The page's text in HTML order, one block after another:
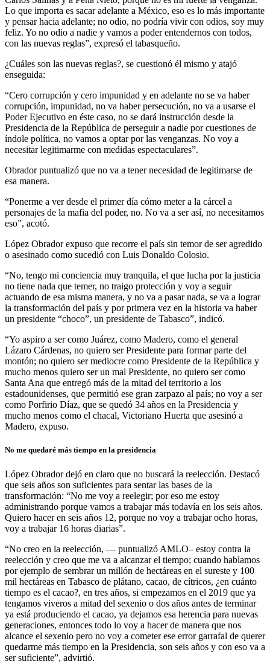
Lo que importa es sacar adelante a México, eso es lo más importante
y pensar hacia adelante; no odio, no podría vivir con odios, soy muy
feliz. Yo no odio a nadie y vamos a poder entendernos con todos,
con las nuevas reglas”, expresó el tabasqueño.
¿Cuáles son las nuevas reglas?, se cuestionó él mismo y atajó
enseguida:
“Cero corrupción y cero impunidad y en adelante no se va haber
corrupción, impunidad, no va haber persecución, no va a usarse el
Poder Ejecutivo en éste caso, no se dará instrucción desde la
Presidencia de la República de perseguir a nadie por cuestiones de
índole política, no vamos a optar por las venganzas. No voy a
necesitar legitimarme con medidas espectaculares”.
Obrador puntualizó que no va a tener necesidad de legitimarse de
esa manera.
“Ponerme a ver desde el primer día cómo meter a la cárcel a
personajes de la mafia del poder, no. No va a ser así, no necesitamos
eso”, acotó.
López Obrador expuso que recorre el país sin temor de ser agredido
o asesinado como sucedió con Luis Donaldo Colosio.
“No, tengo mi conciencia muy tranquila, el que lucha por la justicia
no tiene nada que temer, no traigo protección y voy a seguir
actuando de esa misma manera, y no va a pasar nada, se va a lograr
la transformación del país y por primera vez en la historia va haber
un presidente “choco”, un presidente de Tabasco”, indicó.
“Yo aspiro a ser como Juárez, como Madero, como el general
Lázaro Cárdenas, no quiero ser Presidente para formar parte del
montón; no quiero ser mediocre como Presidente de la República y
mucho menos quiero ser un mal Presidente, no quiero ser como
Santa Ana que entregó más de la mitad del territorio a los
estadounidenses, que permitió ese gran zarpazo al país; no voy a ser
como Porfirio Díaz, que se quedó 34 años en la Presidencia y
mucho menos como el chacal, Victoriano Huerta que asesinó a
Madero, expuso.
No me quedaré más tiempo en la presidencia
López Obrador dejó en claro que no buscará la reelección. Destacó
que seis años son suficientes para sentar las bases de la
transformación: “No me voy a reelegir; por eso me estoy
administrando porque vamos a trabajar más todavía en los seis años.
Quiero hacer en seis años 12, porque no voy a trabajar ocho horas,
voy a trabajar 16 horas diarias”.
“No creo en la reelección, — puntualizó AMLO– estoy contra la
reelección y creo que me va a alcanzar el tiempo; cuando hablamos
por ejemplo de sembrar un millón de hectáreas en el sureste y 100
mil hectáreas en Tabasco de plátano, cacao, de cítricos, ¿en cuánto
tiempo es el cacao?, en tres años, si empezamos en el 2019 que ya
tengamos viveros a mitad del sexenio o dos años antes de terminar
ya está produciendo el cacao, ya dejamos esa herencia para nuevas
generaciones, entonces todo lo voy a hacer de manera que nos
alcance el sexenio pero no voy a cometer ese error garrafal de querer
quedarme más tiempo en la Presidencia, son seis años y con eso va a
ser suficiente”, advirtió.